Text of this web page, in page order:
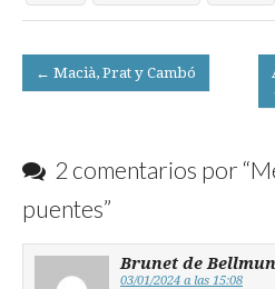
Post
navigation
← Macià, Prat y Cambó
2 comentarios por “
puentes”
Brunet de
03/01/2024 a las 15:08